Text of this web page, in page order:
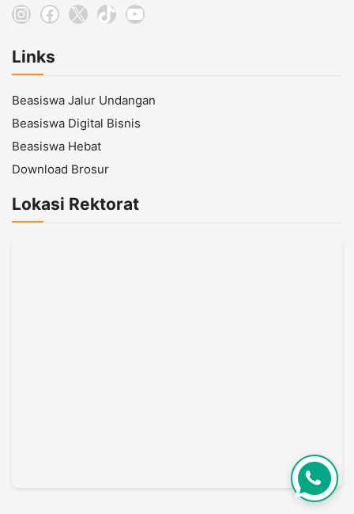
Instagram
Facebook
X TikTokYouTube
Links
Beasiswa Jalur Undangan
Beasiswa Digital Bisnis
Beasiswa Hebat
Download Brosur
Lokasi Rektorat